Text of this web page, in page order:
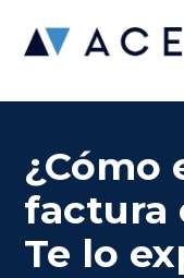
¿Cómo
factura
Te lo